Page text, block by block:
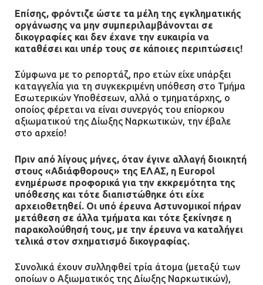
Τηλεφωνικές απάτες με λεία
130.000 ευρώ στην Αττική
Ασπρόπυργος: Πέθανε ένας από
τους σοβαρά εγκαυματίες της
12.07.2026 | 15:07
Άργος: Στη φυλακή οι δύο
αστυνομικοί για τους
πυροβολισμούς κατά του 20χρονου
με αναπηρία
11.07.2026 | 22:59
Ένα πουλί «υπεύθυνο» για την
Επίσης, φρόντιζε ώστε τα μέλη της εγκληματικής
οργάνωσης να μην συμπεριλαμβάνονται σε
δικογραφίες και δεν έχανε την ευκαιρία να
καταθέσει και υπέρ τους σε κάποιες περιπτώσεις!
Σύμφωνα με το ρεπορτάζ, προ ετών είχε υπάρξει
καταγγελία για τη συγκεκριμένη υπόθεση στο Τμήμα
Εσωτερικών Υποθέσεων, αλλά ο τμηματάρχης, ο
οποίος φέρεται να είναι συνεργός του επίορκου
αξιωματικού της Δίωξης Ναρκωτικών, την έβαλε
στο αρχείο!
Πριν από λίγους μήνες, όταν έγινε αλλαγή διοικητή
στους «Αδιάφθορους» της ΕΛΑΣ, η Europol
ενημέρωσε προφορικά για την εκκρεμότητα της
υπόθεσης και τότε διαπιστώθηκε ότι είχε
αρχειοθετηθεί. Οι υπό έρευνα Αστυνομικοί πήραν
μετάθεση σε άλλα τμήματα και τότε ξεκίνησε η
παρακολούθησή τους, με την έρευνα να καταλήγει
τελικά στον σχηματισμό δικογραφίας.
Συνολικά έχουν συλληφθεί τρία άτομα (μεταξύ των
οποίων ο Αξιωματικός της Δίωξης Ναρκωτικών),